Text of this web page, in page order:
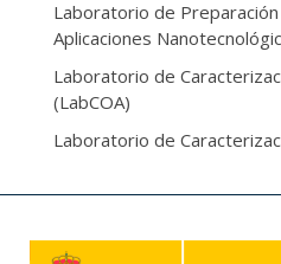
Laboratorio de
Aplicaciones
Laboratorio de
(LabCOA)
Laboratorio de